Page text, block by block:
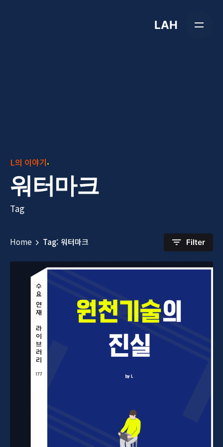
LAH
L의 이야기
워터마크
Tag
Home Tag: 워터마크 Filter